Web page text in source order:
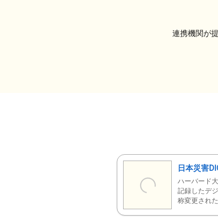
連携機関が
日本災害
ハーバード
記録したデ
称変更された